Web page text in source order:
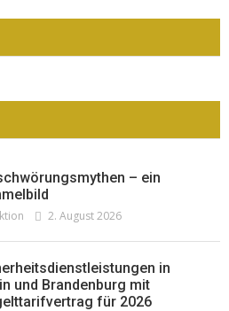
mit Summer Sale und
Kollektion
19. Juli 2026
der Honig? – Neue EU-
gelten 14. Juni
13. Juni 2026
– ein
2. August 2026
in
und Brandenburg mit
für 2026